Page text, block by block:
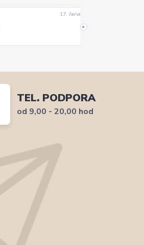
17. července
»
TEL. PODPORA
od 9,00 - 20,00 hod